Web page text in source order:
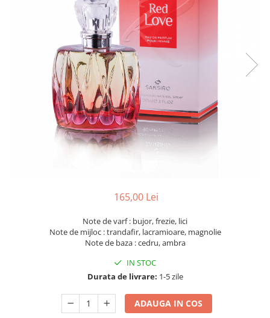
165,00 Lei
Note de varf : bujor, frezie, lici
Note de mijloc : trandafir, lacramioare, magnolie
Note de baza : cedru, ambra
IN STOC
Durata de livrare: 1-5 zile
ADAUGA IN COS